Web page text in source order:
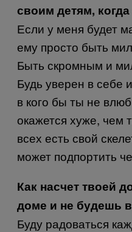
своим детям,
Если у меня будет
ему просто быть
Быть скромным и
Будь уверен в себе
в кого бы ты не
окажется хуже,
всех есть свой
может подпортить
Как насчет твоей
доме и не будешь
Буду радоваться